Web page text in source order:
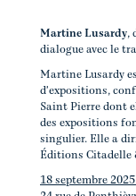
Martine Lusardy,
dialogue avec le
Martine Lusardy
d'expositions,
Saint Pierre dont
des expositions
singulier. Elle a
Éditions Citadelle
18 septembre